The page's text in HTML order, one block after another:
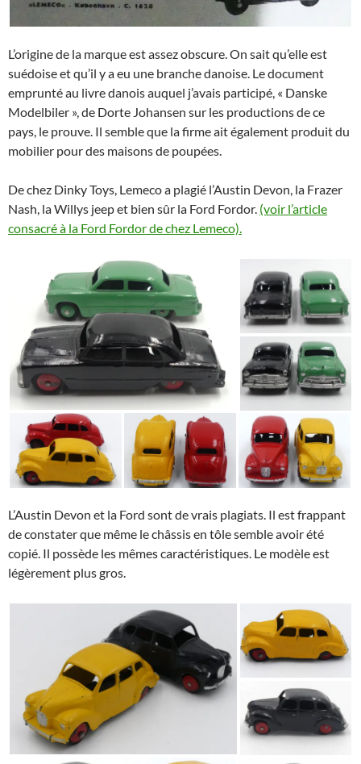
L’origine de la marque est assez obscure. On sait qu’elle est
suédoise et qu’il y a eu une branche danoise. Le document
emprunté au livre danois auquel j’avais participé, « Danske
Modelbiler », de Dorte Johansen sur les productions de ce
pays, le prouve. Il semble que la firme ait également produit du
mobilier pour des maisons de poupées.
De chez Dinky Toys, Lemeco a plagié l’Austin Devon, la Frazer
Nash, la Willys jeep et bien sûr la Ford Fordor. (voir l’article
consacré à la Ford Fordor de chez Lemeco).
L’Austin Devon et la Ford sont de vrais plagiats. Il est frappant
de constater que même le châssis en tôle semble avoir été
copié. Il possède les mêmes caractéristiques. Le modèle est
légèrement plus gros.